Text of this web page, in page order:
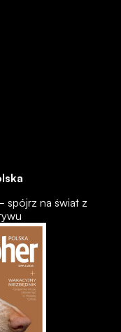
na świat z